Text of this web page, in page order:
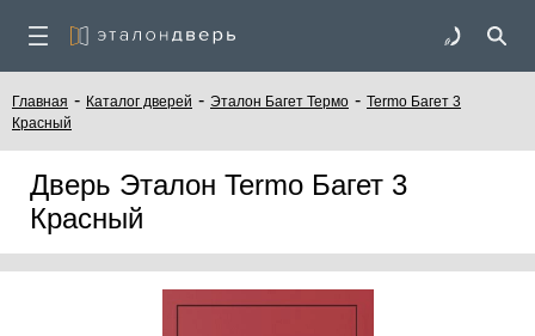
Главная - Каталог дверей - Эталон Багет Термо - Termo Багет 3
Красный
Дверь Эталон Termo Багет 3
Красный